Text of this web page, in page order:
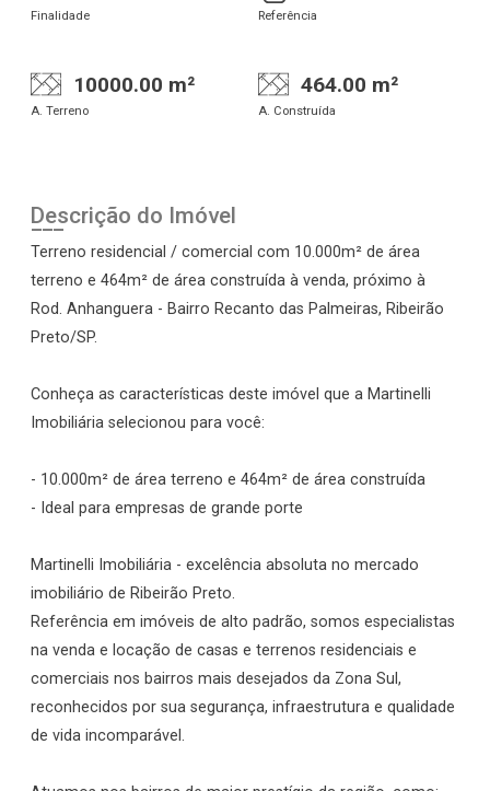
Finalidade Referência
10000.00 m²
A. Terreno
464.00 m²
A. Construída
Descrição do Imóvel
Terreno residencial / comercial com 10.000m² de área
terreno e 464m² de área construída à venda, próximo à
Rod. Anhanguera - Bairro Recanto das Palmeiras, Ribeirão
Preto/SP.
Conheça as características deste imóvel que a Martinelli
Imobiliária selecionou para você:
- 10.000m² de área terreno e 464m² de área construída
- Ideal para empresas de grande porte
Martinelli Imobiliária - excelência absoluta no mercado
imobiliário de Ribeirão Preto.
Referência em imóveis de alto padrão, somos especialistas
na venda e locação de casas e terrenos residenciais e
comerciais nos bairros mais desejados da Zona Sul,
reconhecidos por sua segurança, infraestrutura e qualidade
de vida incomparável.